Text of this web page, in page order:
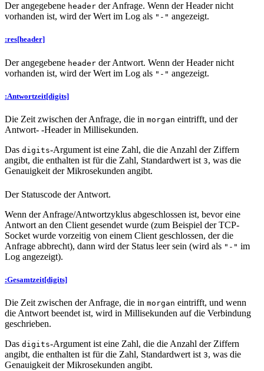
Der angegebene header der Anfrage. Wenn der Header nicht
vorhanden ist, wird der Wert im Log als "-" angezeigt.
:res[header]
Der angegebene header der Antwort. Wenn der Header nicht
vorhanden ist, wird der Wert im Log als "-" angezeigt.
:Antwortzeit[digits]
Die Zeit zwischen der Anfrage, die in morgan eintrifft, und der
Antwort- -Header in Millisekunden.
Das digits-Argument ist eine Zahl, die die Anzahl der Ziffern
angibt, die enthalten ist für die Zahl, Standardwert ist 3, was die
Genauigkeit der Mikrosekunden angibt.
Der Statuscode der Antwort.
Wenn der Anfrage/Antwortzyklus abgeschlossen ist, bevor eine
Antwort an den Client gesendet wurde (zum Beispiel der TCP-
Socket wurde vorzeitig von einem Client geschlossen, der die
Anfrage abbrecht), dann wird der Status leer sein (wird als "-" im
Log angezeigt).
:Gesamtzeit[digits]
Die Zeit zwischen der Anfrage, die in morgan eintrifft, und wenn
die Antwort beendet ist, wird in Millisekunden auf die Verbindung
geschrieben.
Das digits-Argument ist eine Zahl, die die Anzahl der Ziffern
angibt, die enthalten ist für die Zahl, Standardwert ist 3, was die
Genauigkeit der Mikrosekunden angibt.